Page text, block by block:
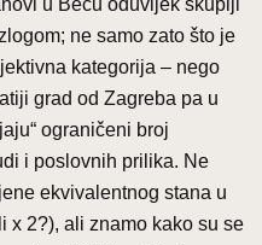
ne samo zato što je
kategorija – nego
grad od Zagreba pa u
ograničeni broj
i poslovnih prilika. Ne
ekvivalentnog stana u
x 2?), ali znamo kako su se